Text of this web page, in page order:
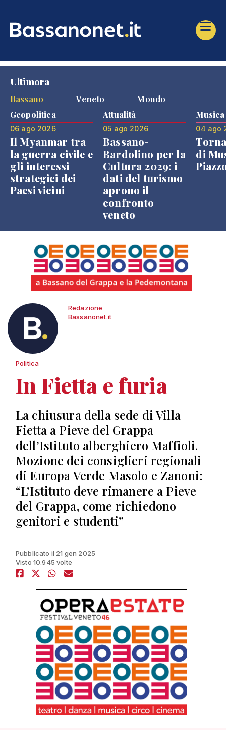
Ultimora
Bassano
Veneto Mondo
Geopolitica
06 ago 2026
Il Myanmar tra
la guerra civile e
gli interessi
strategici dei
Paesi vicini
Attualità
05 ago 2026
Bassano-
Bardolino per la
Cultura 2029: i
dati del turismo
aprono il
confronto
veneto
Musica
04 ago
di
Redazione
Bassanonet.it
Politica
In Fietta e furia
La chiusura della sede di Villa
Fietta a Pieve del Grappa
dell’Istituto alberghiero Maffioli.
Mozione dei consiglieri regionali
di Europa Verde Masolo e Zanoni:
“L’Istituto deve rimanere a Pieve
del Grappa, come richiedono
genitori e studenti”
Pubblicato il 21 gen 2025
Visto 10.945 volte